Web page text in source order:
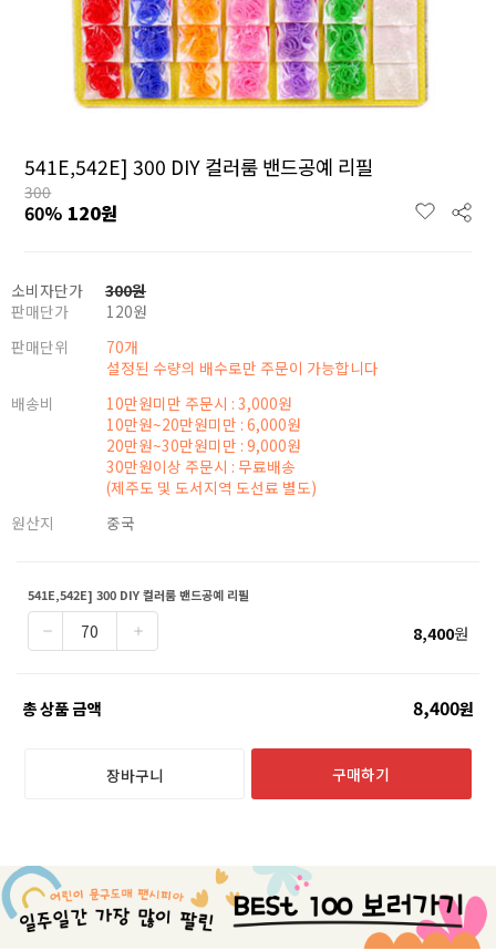
541E,542E] 300 DIY 컬러룸 밴드공예 리필
300
60% 120원
소비자단가 300원
판매단가
120원
판매단위
70개
설정된 수량의 배수로만 주문이 가능합니다
배송비
10만원미만 주문시 : 3,000원
10만원~20만원미만 : 6,000원
20만원~30만원미만 : 9,000원
30만원이상 주문시 : 무료배송
(제주도 및 도서지역 도선료 별도)
원산지
중국
541E,542E] 300 DIY 컬러룸 밴드공예 리필
8,400원
총 상품 금액 8,400원
장바구니 구매하기